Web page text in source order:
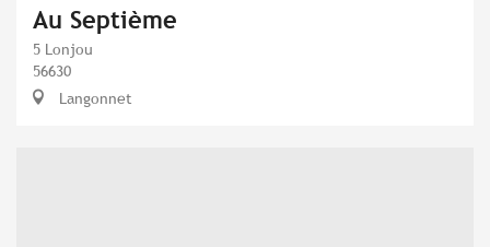
Au Septième
5 Lonjou
56630
Langonnet